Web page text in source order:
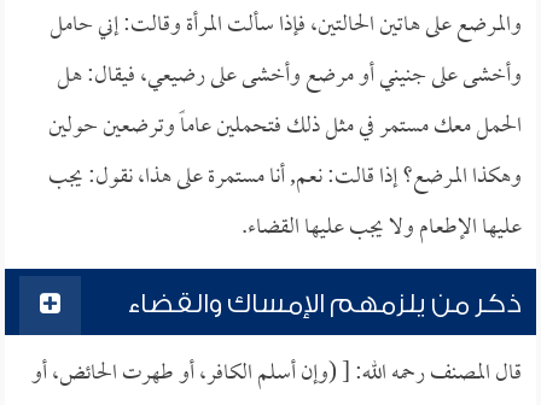
والمرضع على هاتين الحالتين، فإذا سألت المرأة وقالت: إني حامل
وأخشى على جنيني أو مرضع وأخشى على رضيعي، فيقال: هل
الحمل معك مستمر في مثل ذلك فتحملين عاماً وترضعين حولين
وهكذا المرضع؟ إذا قالت: نعم, أنا مستمرة على هذا، نقول: يجب
عليها الإطعام ولا يجب عليها القضاء.
ذكر من يلزمهم الإمساك والقضاء
قال المصنف رحمه الله: [ (وإن أسلم الكافر، أو طهرت الحائض، أو